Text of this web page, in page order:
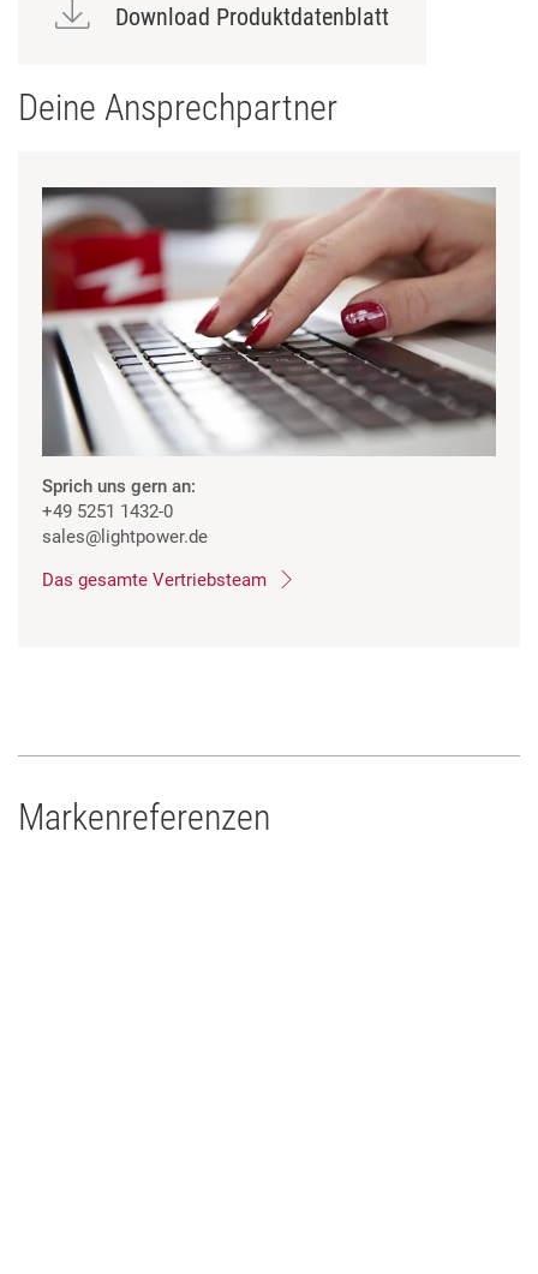
Download Produktdatenblatt
Deine Ansprechpartner
Sprich uns gern an:
+49 5251 1432-0
sales@lightpower.de
Das gesamte Vertriebsteam
Markenreferenzen